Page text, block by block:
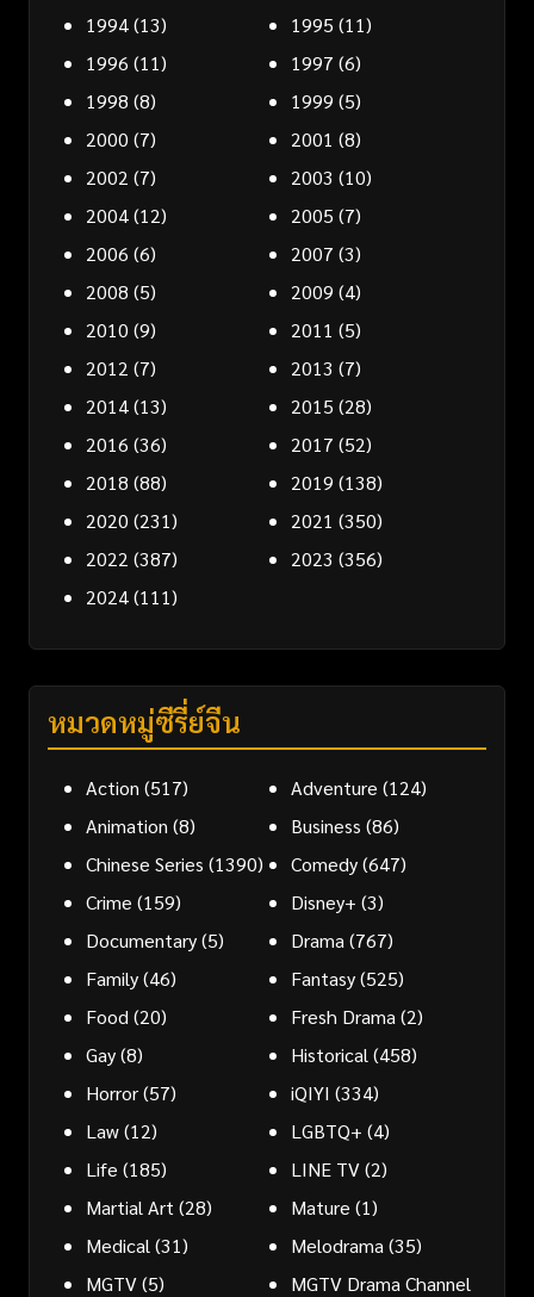
1994(13) 1995 (11)
1996 (11) 1997 (6)
1998 (8) 1999 (5)
2000 (7) 2001 (8)
2002 (7) 2003 (10)
2004(12) 2005 (7)
2006 (6) 2007 (3)
2008 (5) 2009 (4)
2010 (9) 2011 (5)
2012 (7) 2013 (7)
2014(13) 2015 (28)
2016 (36) 2017 (52)
2018 (88) 2019 (138)
2020 (231) 2021 (350)
2022 (387) 2023 (356)
2024(111)
หมวดหมู่ซีรี่ย์จีน
Action (517) Adventure (124)
Animation (8) Business (86)
Chinese Series (1390) Comedy(647)
Crime (159) Disney+ (3)
Documentary(5) Drama (767)
Family(46) Fantasy(525)
Food (20) Fresh Drama (2)
Gay(8) Historical (458)
Horror(57) iQIYI (334)
Law(12) LGBTQ+ (4)
Life (185) LINE TV(2)
Martial Art (28) Mature (1)
Medical (31) Melodrama (35)
MGTV(5)
MGTV Drama Channel